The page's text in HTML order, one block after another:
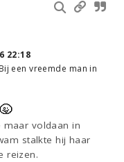
22:18
een vreemde man in
maar voldaan in
stalkte hij haar
reizen.